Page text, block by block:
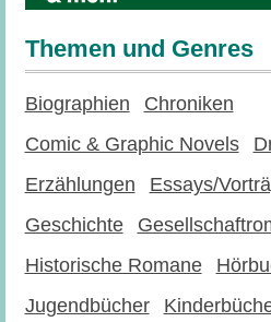
Themen und Genres
Biographien
Chroniken
Comic & Graphic Novels
Erzählungen
Essays/
Geschichte
Historische Romane
Jugendbücher